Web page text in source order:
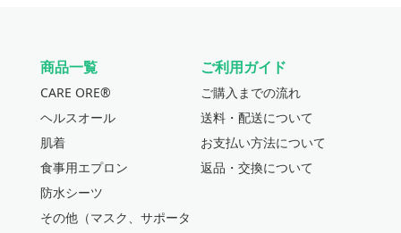
商品一覧
CARE ORE®
ヘルスオール
肌着
食事用エプロン
防水シーツ
その他（マスク、サポータ
ご利用ガイド
ご購入までの流れ
送料・配送について
お支払い方法について
返品・交換について